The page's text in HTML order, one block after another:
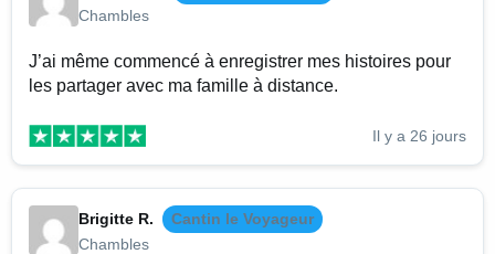
Chambles
J’ai même commencé à enregistrer mes histoires pour
les partager avec ma famille à distance.
Il y a 26 jours
Brigitte R.
Cantin le Voyageur
Chambles